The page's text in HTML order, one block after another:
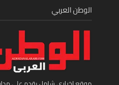
الوطن العربي